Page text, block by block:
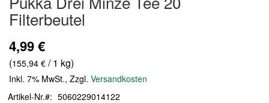
der
Bildergalerie
Filterbeutel
4,99 €
(155,94 € / 1 kg)
Inkl. 7% MwSt., Zzgl. Versandkosten
Artikel-Nr.
5060229014122